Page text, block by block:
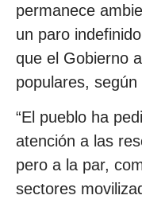
permanece
un paro
que el Gobierno
populares, según
“El pueblo ha
atención a las
pero a la par,
sectores